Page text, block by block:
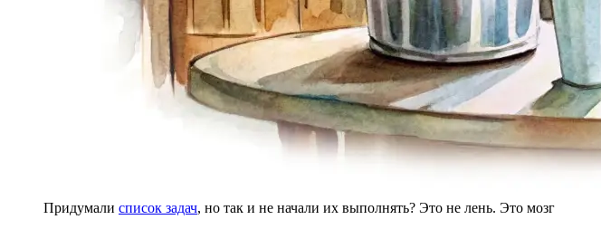
Придумали список задач, но так и не начали их выполнять? Это не лень. Это мозг